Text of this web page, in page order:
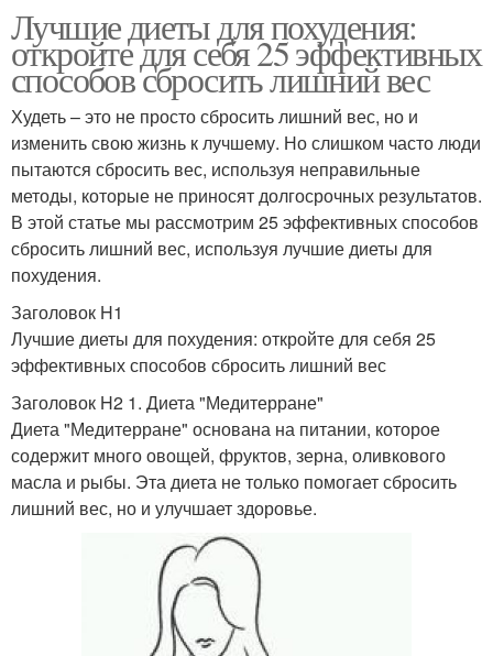
Лучшие диеты для похудения:
откройте для себя 25 эффективных
способов сбросить лишний вес
Худеть – это не просто сбросить лишний вес, но и
изменить свою жизнь к лучшему. Но слишком часто люди
пытаются сбросить вес, используя неправильные
методы, которые не приносят долгосрочных результатов.
В этой статье мы рассмотрим 25 эффективных способов
сбросить лишний вес, используя лучшие диеты для
похудения.
Заголовок H1
Лучшие диеты для похудения: откройте для себя 25
эффективных способов сбросить лишний вес
Заголовок H2 1. Диета "Медитерране"
Диета "Медитерране" основана на питании, которое
содержит много овощей, фруктов, зерна, оливкового
масла и рыбы. Эта диета не только помогает сбросить
лишний вес, но и улучшает здоровье.